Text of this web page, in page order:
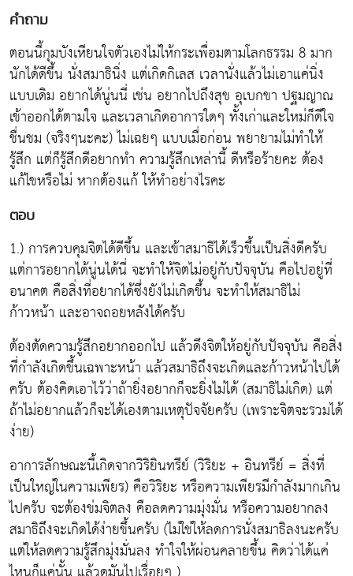
คำถาม
ตอนนี้กุมบังเหียนใจตัวเองไม่ให้กระเพื่อมตามโลกธรรม 8 มาก
นักได้ดีขึ้น นั่งสมาธินิ่ง แต่เกิดกิเลส เวลานั่งแล้วไม่เอาแค่นิ่ง
แบบเดิม อยากได้นู่นนี่ เช่น อยากไปถึงสุข อุเบกขา ปฐมญาณ
เข้าออกได้ตามใจ และเวลาเกิดอาการใดๆ ทั้งเก่าและใหม่ก็ดีใจ
ชื่นชม (จริงๆนะคะ) ไม่เฉยๆ แบบเมื่อก่อน พยายามไม่ทำให้
รู้สึก แต่ก็รู้สึกดีอยากทำ ความรู้สึกเหล่านี้ ดีหรือร้ายคะ ต้อง
แก้ไขหรือไม่ หากต้องแก้ ให้ทำอย่างไรคะ
ตอบ
1.) การควบคุมจิตได้ดีขึ้น และเข้าสมาธิได้เร็วขึ้นเป็นสิ่งดีครับ
แต่การอยากได้นู่นได้นี่ จะทำให้จิตไม่อยู่กับปัจจุบัน คือไปอยู่ที่
อนาคต คือสิ่งที่อยากได้ซึ่งยังไม่เกิดขึ้น จะทำให้สมาธิไม่
ก้าวหน้า และอาจถอยหลังได้ครับ
ต้องตัดความรู้สึกอยากออกไป แล้วดึงจิตให้อยู่กับปัจจุบัน คือสิ่ง
ที่กำลังเกิดขึ้นเฉพาะหน้า แล้วสมาธิถึงจะเกิดและก้าวหน้าไปได้
ครับ ต้องคิดเอาไว้ว่าถ้ายิ่งอยากก็จะยิ่งไม่ได้ (สมาธิไม่เกิด) แต่
ถ้าไม่อยากแล้วก็จะได้เองตามเหตุปัจจัยครับ (เพราะจิตจะรวมได้
ง่าย)
อาการลักษณะนี้เกิดจากวิริยินทรีย์ (วิริยะ + อินทรีย์ = สิ่งที่
เป็นใหญ่ในความเพียร) คือวิริยะ หรือความเพียรมีกำลังมากเกิน
ไปครับ จะต้องข่มจิตลง คือลดความมุ่งมั่น หรือความอยากลง
สมาธิถึงจะเกิดได้ง่ายขึ้นครับ (ไม่ใช่ให้ลดการนั่งสมาธิลงนะครับ
แต่ให้ลดความรู้สึกมุ่งมั่นลง ทำใจให้ผ่อนคลายขึ้น คิดว่าได้แค่